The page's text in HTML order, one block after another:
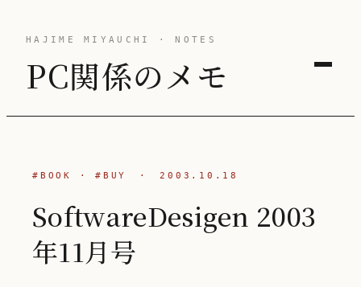
HAJIME MIYAUCHI · NOTES
PC関係のメモ
#BOOK · #BUY · 2003.10.18
SoftwareDesigen 2003
年11月号